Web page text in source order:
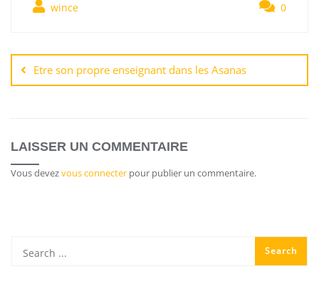
wince 0
Etre son propre enseignant dans les Asanas
LAISSER UN COMMENTAIRE
Vous devezvous connecter pour publier un commentaire.